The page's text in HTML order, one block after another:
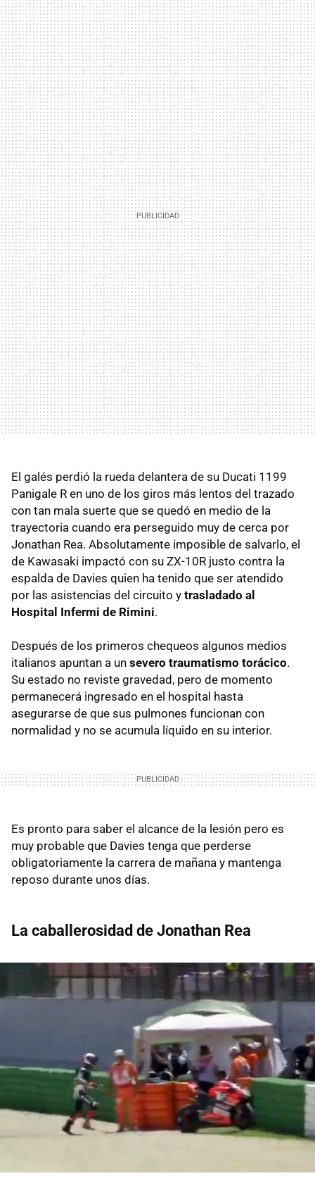
El galés perdió la rueda delantera de su Ducati 1199
Panigale R en uno de los giros más lentos del trazado
con tan mala suerte que se quedó en medio de la
trayectoria cuando era perseguido muy de cerca por
Jonathan Rea. Absolutamente imposible de salvarlo, el
de Kawasaki impactó con su ZX-10R justo contra la
espalda de Davies quien ha tenido que ser atendido
por las asistencias del circuito y trasladado al
Hospital Infermi de Rimini.
Después de los primeros chequeos algunos medios
italianos apuntan a un severo traumatismo torácico.
Su estado no reviste gravedad, pero de momento
permanecerá ingresado en el hospital hasta
asegurarse de que sus pulmones funcionan con
normalidad y no se acumula líquido en su interior.
Es pronto para saber el alcance de la lesión pero es
muy probable que Davies tenga que perderse
obligatoriamente la carrera de mañana y mantenga
reposo durante unos días.
La caballerosidad de Jonathan Rea